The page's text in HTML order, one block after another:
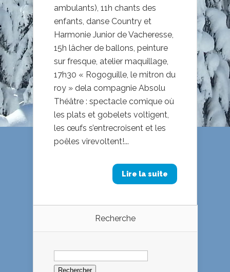
ambulants), 11h chants des
enfants, danse Country et
Harmonie Junior de Vacheresse,
15h lâcher de ballons, peinture
sur fresque, atelier maquillage,
17h30 « Rogoguille, le mitron du
roy » dela compagnie Absolu
Théâtre : spectacle comique où
les plats et gobelets voltigent,
les œufs s’entrecroisent et les
poêles virevoltent!...
Lire la suite
Recherche
Rechercher :